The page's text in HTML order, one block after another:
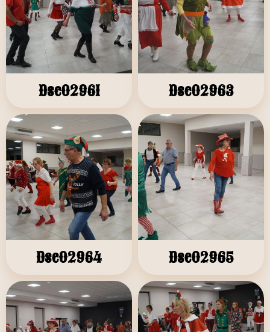
Dsc02961 Dsc02963
Dsc02964 Dsc02965